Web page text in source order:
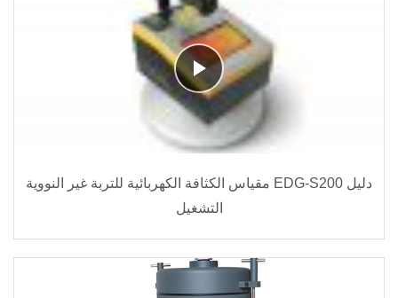
مقياس الكثافة الكهربائية للتربة غير النووية EDG-S200 دليل
التشغيل